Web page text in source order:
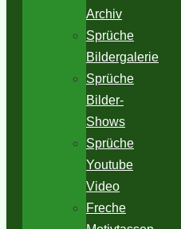
Archiv
Sprüche
Bildergalerie
Sprüche
Bilder-
Shows
Sprüche
Youtube
Video
Freche